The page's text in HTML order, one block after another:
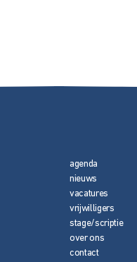
agenda
nieuws
vacatures
vrijwilligers
stage/scriptie
over ons
contact